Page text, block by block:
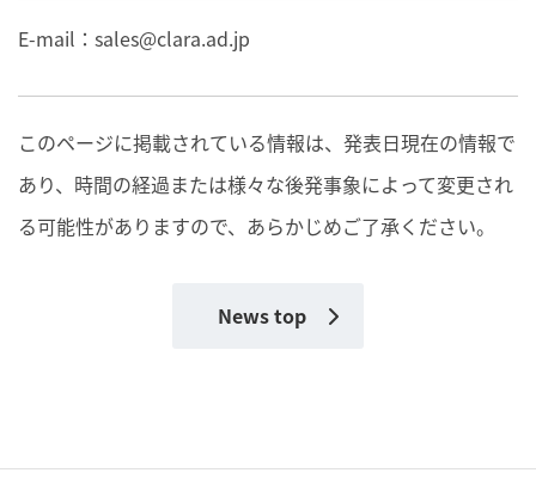
E-mail： sales@clara.ad.jp
このページに掲載されている情報は、発表日現在の情報で
あり、時間の経過または様々な後発事象によって変更され
る可能性がありますので、あらかじめご了承ください。
News top